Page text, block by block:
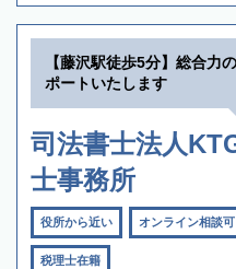
【藤沢駅徒歩5分】総合力
ポートいたします
司法書士法人
士事務所
役所から近い オンライン相談可
税理士在籍